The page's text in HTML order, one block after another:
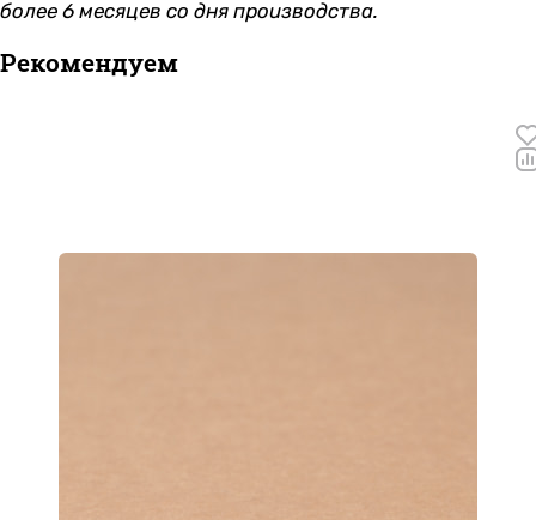
более 6 месяцев со дня производства.
Рекомендуем